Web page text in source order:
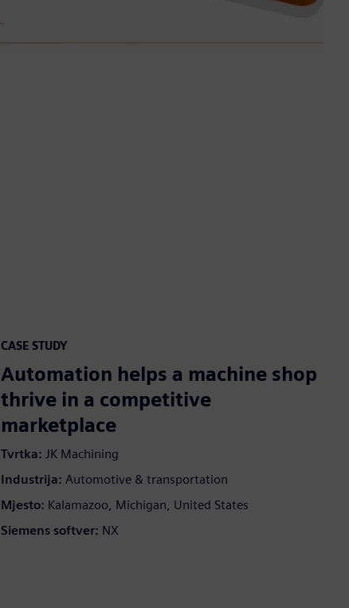
CASE STUDY
Automation helps a machine shop
thrive in a competitive
marketplace
Tvrtka: JK Machining
Industrija: Automotive & transportation
Mjesto: Kalamazoo, Michigan, United States
Siemens softver: NX